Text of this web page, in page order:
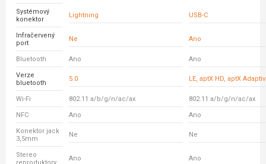
Systémový
konektor
Lightning USB-C
Infračervený
port
Ne Ano
Bluetooth Ano Ano
Verze
bluetooth
5.0 LE, aptX HD, aptX
Wi-Fi 802.11 a/b/g/n/ac/ax 802.11 a/b/g/n/ac/ax
NFC Ano Ano
Konektor jack
3,5mm
Ne Ne
Stereo
Ano Ano